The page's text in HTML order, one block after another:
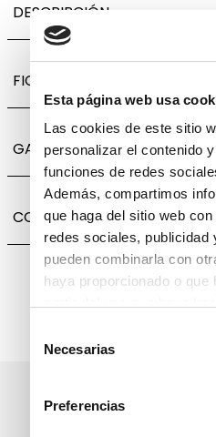
Esta página web usa
Las cookies de este sitio
personalizar el contenido
funciones de redes
Además, compartimos
que haga del sitio web
redes sociales, publicidad
pueden combinarla con
haya proporcionado o que
deNecesarias
Preferencias
DESCRIPCIÓN
FICHA TÉCNICA
GARANTÍA, CAMBIOS Y
COMPARTIR
Suscríbete a